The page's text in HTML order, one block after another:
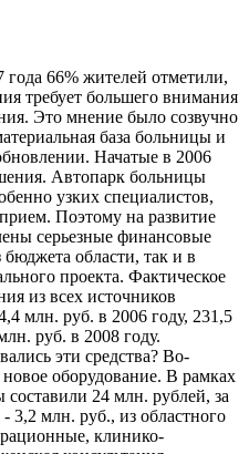
года 66% жителей отметили,
требует большего внимания
Это мнение было созвучно
база больницы и
Начатые в 2006
Автопарк больницы
узких специалистов,
Поэтому на развитие
серьезные финансовые
области, так и в
проекта. Фактическое
из всех источников
млн. руб. в 2006 году, 231,5
руб. в 2008 году.
эти средства? Во-
оборудование. В рамках
составили 24 млн. рублей, за
3,2 млн. руб., из областного
клинико-